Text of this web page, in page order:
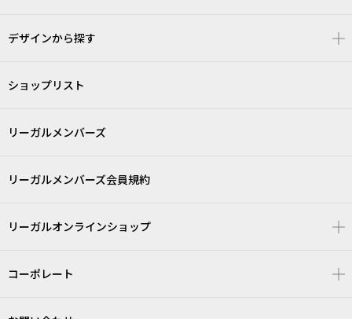
デザインから探す
ショップリスト
リーガルメンバーズ
リーガルメンバーズ会員規約
リーガルオンラインショップ
コーポレート